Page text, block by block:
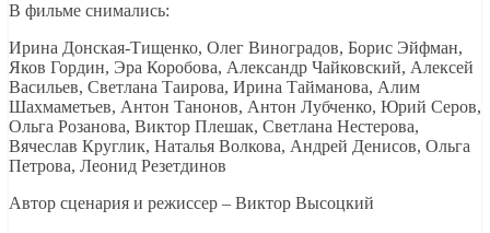
В фильме снимались:
Ирина Донская-Тищенко, Олег Виноградов, Борис Эйфман,
Яков Гордин, Эра Коробова, Александр Чайковский, Алексей
Васильев, Светлана Таирова, Ирина Тайманова, Алим
Шахмаметьев, Антон Танонов, Антон Лубченко, Юрий Серов,
Ольга Розанова, Виктор Плешак, Светлана Нестерова,
Вячеслав Круглик, Наталья Волкова, Андрей Денисов, Ольга
Петрова, Леонид Резетдинов
Автор сценария и режиссер – Виктор Высоцкий